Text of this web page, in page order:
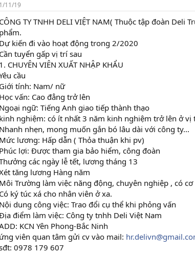
1/11/19
CÔNG TY TNHH DELI VIỆT NAM( Thuộc tập đoàn Deli
phẩm.
Dự kiến đi vào hoạt động trong 2/2020
Cần tuyển gấp vị trí sau
1. CHUYÊN VIÊN XUẤT NHẬP KHẨU
cầu
Giới tính: Nam/ nữ
Học vấn: Cao đẳng trở lên
Ngoại ngữ: Tiếng Anh giao tiếp thành thạo
kinh nghiệm: có ít nhất 3 năm kinh nghiệm trở lên ở
Nhanh nhẹn, mong muốn gắn bó lâu dài với công ty...
Mức lương: Hấp dẫn ( Thỏa thuận khi pv)
Phúc lợi: Được tham gia bảo hiểm, công đoàn
các ngày lễ tết, lương tháng 13
tăng lương Hàng năm
Môi Trường làm việc năng động, chuyên nghiệp , có
Có ký túc xá cho nhân viên ở xa.
Nội dung công việc: Trao đổi cụ thể khi phỏng vấn
điểm làm việc: Công ty tnhh Deli Việt Nam
KCN Yên Phong-Bắc Ninh
ứng viên quan tâm gửi cv vào mail:
0978 179 607